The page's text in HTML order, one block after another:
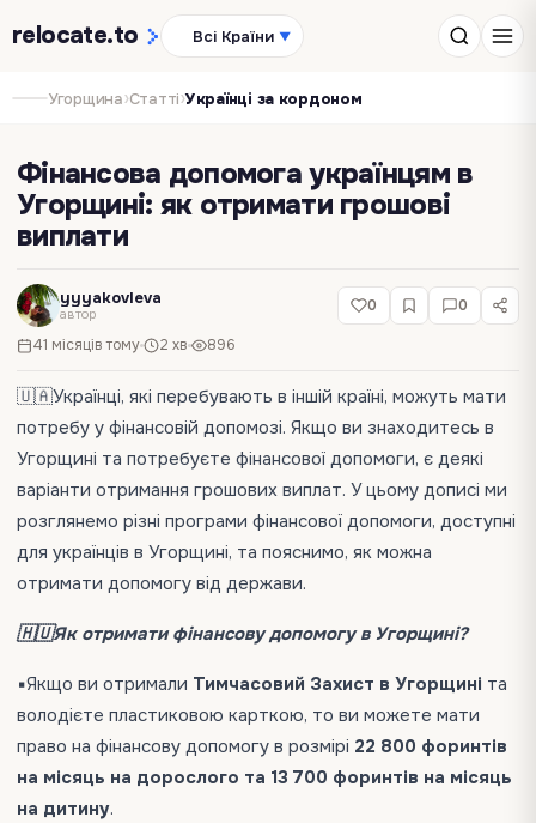
relocate.to Всі Країни ▼
Угорщина›Статті›Українці за кордоном
Фінансова допомога українцям в
Угорщині: як отримати грошові
виплати
yyyakovleva
автор
41 місяців тому 2 хв 896
0 0
🇺🇦Українці, які перебувають в іншій країні, можуть мати
потребу у фінансовій допомозі. Якщо ви знаходитесь в
Угорщині та потребуєте фінансової допомоги, є деякі
варіанти отримання грошових виплат. У цьому дописі ми
розглянемо різні програми фінансової допомоги, доступні
для українців в Угорщині, та пояснимо, як можна
отримати допомогу від держави.
🇭🇺Як отримати фінансову допомогу в Угорщині?
▪️Якщо ви отримали Тимчасовий Захист в Угорщині та
володієте пластиковою карткою, то ви можете мати
право на фінансову допомогу в розмірі 22 800 форинтів
на місяць на дорослого та 13 700 форинтів на місяць
на дитину.